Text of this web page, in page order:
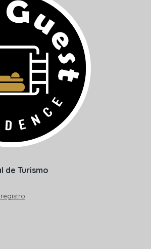
de Turismo